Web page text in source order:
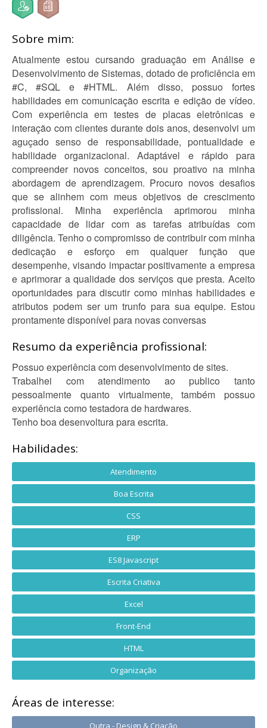
Sobre mim:
Atualmente estou cursando graduação em Análise e
Desenvolvimento de Sistemas, dotado de proficiência em
#C, #SQL e #HTML. Além disso, possuo fortes
habilidades em comunicação escrita e edição de vídeo.
Com experiência em testes de placas eletrônicas e
interação com clientes durante dois anos, desenvolvi um
aguçado senso de responsabilidade, pontualidade e
habilidade organizacional. Adaptável e rápido para
compreender novos conceitos, sou proativo na minha
abordagem de aprendizagem. Procuro novos desafios
que se alinhem com meus objetivos de crescimento
profissional. Minha experiência aprimorou minha
capacidade de lidar com as tarefas atribuídas com
diligência. Tenho o compromisso de contribuir com minha
dedicação e esforço em qualquer função que
desempenhe, visando impactar positivamente a empresa
e aprimorar a qualidade dos serviços que presta. Aceito
oportunidades para discutir como minhas habilidades e
atributos podem ser um trunfo para sua equipe. Estou
prontamente disponível para novas conversas
Resumo da experiência profissional:
Possuo experiência com desenvolvimento de sites.
Trabalhei com atendimento ao publico tanto
pessoalmente quanto virtualmente, também possuo
experiência como testadora de hardwares.
Tenho boa desenvoltura para escrita.
Habilidades:
Atendimento
Boa Escrita
CSS
ERP
ES8 Javascript
Escrita Criativa
Excel
Front-End
HTML
Organização
Áreas de interesse:
Outra - Design & Criação